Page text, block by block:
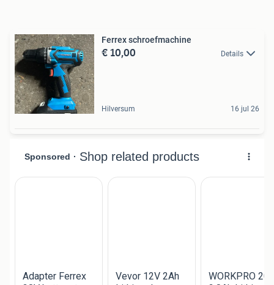
Ferrex schroefmachine
€ 10,00 Details
Hilversum 16 jul 26